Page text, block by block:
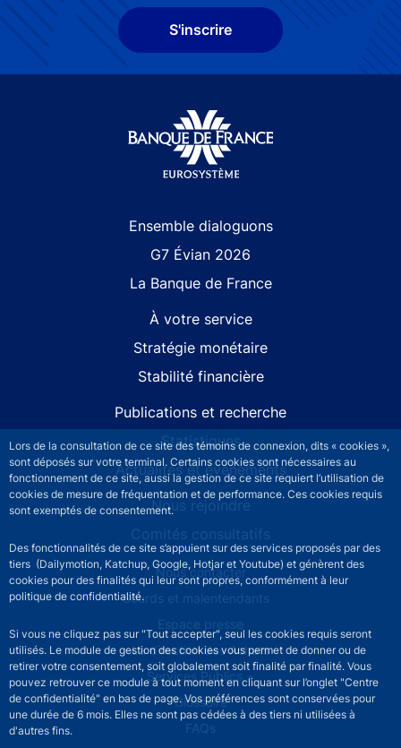
Lors de la consultation de ce site des témoins de connexion, dits « cookies »,
sont déposés sur votre terminal. Certains cookies sont nécessaires au
fonctionnement de ce site, aussi la gestion de ce site requiert l’utilisation de
cookies de mesure de fréquentation et de performance. Ces cookies requis
sont exemptés de consentement.
Des fonctionnalités de ce site s’appuient sur des services proposés par des
tiers (Dailymotion, Katchup, Google, Hotjar et Youtube) et génèrent des
cookies pour des finalités qui leur sont propres, conformément à leur
politique de confidentialité.
Si vous ne cliquez pas sur "Tout accepter", seul les cookies requis seront
utilisés. Le module de gestion des cookies vous permet de donner ou de
retirer votre consentement, soit globalement soit finalité par finalité. Vous
pouvez retrouver ce module à tout moment en cliquant sur l’onglet "Centre
de confidentialité" en bas de page. Vos préférences sont conservées pour
une durée de 6 mois. Elles ne sont pas cédées à des tiers ni utilisées à
d'autres fins.
S'inscrire
Ensemble dialoguons
G7 Évian 2026
La Banque de France
À votre service
Stratégie monétaire
Stabilité financière
Publications et recherche
Statistiques
Actualités et événements
Nous rejoindre
Comités consultatifs
Footer secondary menuNous contacter
Sourds et malentendants
Espace presse
La direction des Achats
Services Publics +
Glossaire
FAQs